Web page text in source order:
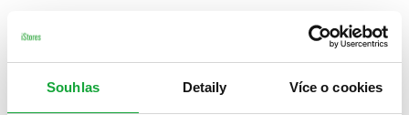
Souhlas Detaily Více o cookies